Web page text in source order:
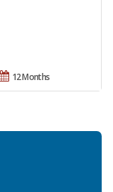
12 Months